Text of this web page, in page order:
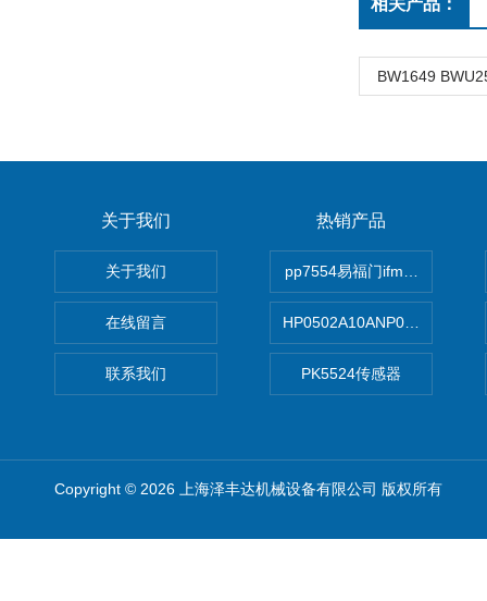
相关产品：
BW1649
关于我们
关于我们
在线留言
联系我们
热销产品
pp7554易福门ifm传感器
HP0502A10ANP01滤芯 Mp
PK5524传感器
Copyright © 2026 上海泽丰达机械设备有限公司 版权所有